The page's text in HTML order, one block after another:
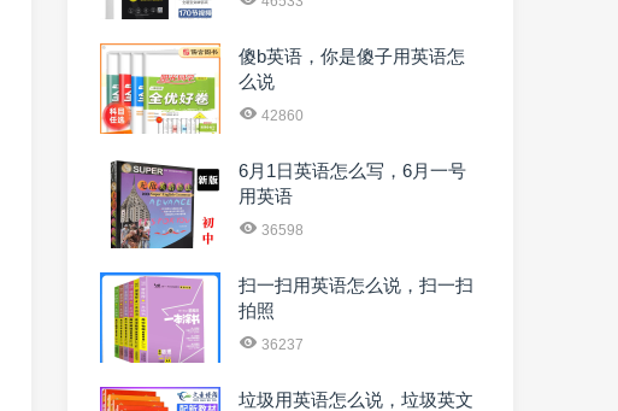
傻b英语，你是傻子用英语怎
么说
42860
6月1日英语怎么写，6月一号
用英语
36598
扫一扫用英语怎么说，扫一扫
拍照
36237
垃圾用英语怎么说，垃圾英文